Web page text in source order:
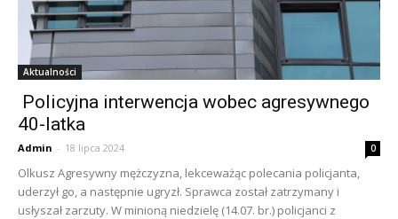
Aktualności
Policyjna interwencja wobec agresywnego
40-latka
Admin - 18 lipca 2024 0
Olkusz Agresywny mężczyzna, lekceważąc polecania policjanta,
uderzył go, a następnie ugryzł. Sprawca został zatrzymany i
usłyszał zarzuty. W minioną niedzielę (14.07. br.) policjanci z